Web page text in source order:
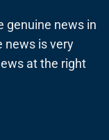
genuine news in
news is very
at the right